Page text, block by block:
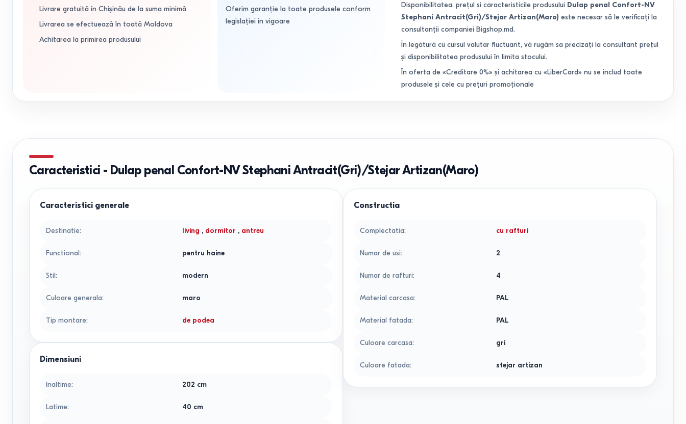
Livrare gratuită în Chișinău de la suma minimă
Livrarea se efectuează în toată Moldova
Achitarea la primirea produsului
Oferim garanție la toate produsele conform
legislației în vigoare
Disponibilitatea, prețul si caracteristicile produsului Dulap penal Confort-NV
Stephani Antracit(Gri)/Stejar Artizan(Maro) este necesar să le verificați la
consultanții companiei Bigshop.md.
În legătură cu cursul valutar fluctuant, vă rugăm sa precizați la consultant prețul
și disponibilitatea produsului în limita stocului.
În oferta de «Creditare 0%» și achitarea cu «LiberCard» nu se includ toate
produsele și cele cu prețuri promoționale
Caracteristici - Dulap penal Confort-NV Stephani Antracit(Gri)/Stejar Artizan(Maro)
Caracteristici generale
Destinatie: living , dormitor , antreu
Functional: pentru haine
Stil: modern
Culoare generala: maro
Tip montare: de podea
Dimensiuni
Inaltime: 202 cm
Latime: 40 cm
Constructia
Complectatia: cu rafturi
Numar de usi: 2
Numar de rafturi: 4
Material carcasa: PAL
Material fatada: PAL
Culoare carcasa: gri
Culoare fatada: stejar artizan